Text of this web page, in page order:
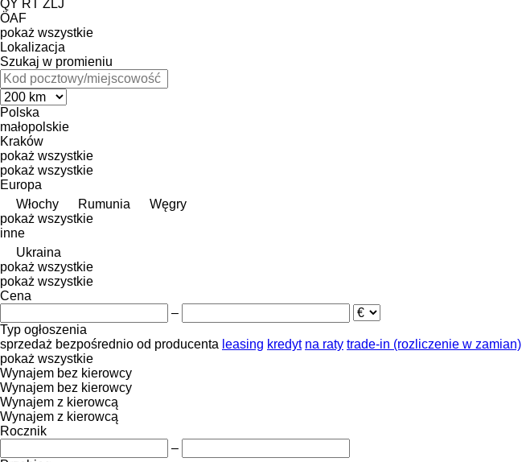
QY RT ZLJ
ÖAF
pokaż wszystkie
Lokalizacja
Szukaj w promieniu
Polska
małopolskie
Kraków
pokaż wszystkie
pokaż wszystkie
Europa
Włochy
Rumunia
Węgry
pokaż wszystkie
inne
Ukraina
pokaż wszystkie
pokaż wszystkie
Cena
–
Typ ogłoszenia
sprzedaż bezpośrednio od producenta leasing kredyt na raty trade-in (rozliczenie w zamian)
pokaż wszystkie
Wynajem bez kierowcy
Wynajem bez kierowcy
Wynajem z kierowcą
Wynajem z kierowcą
Rocznik
–